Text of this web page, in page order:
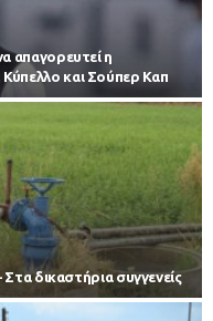
απαγορευτεί η
και Σούπερ Καπ
Στα δικαστήρια συγγενείς